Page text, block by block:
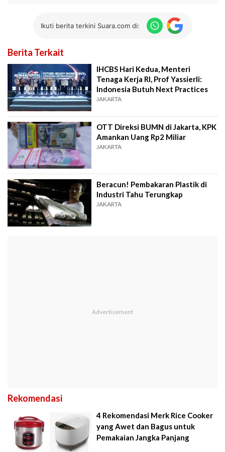
Ikuti berita terkini Suara.com di:
Berita Terkait
IHCBS Hari Kedua, Menteri
Tenaga Kerja RI, Prof Yassierli:
Indonesia Butuh Next Practices
JAKARTA
OTT Direksi BUMN di Jakarta, KPK
Amankan Uang Rp2 Miliar
JAKARTA
Beracun! Pembakaran Plastik di
Industri Tahu Terungkap
JAKARTA
Rekomendasi
4 Rekomendasi Merk Rice Cooker
yang Awet dan Bagus untuk
Pemakaian Jangka Panjang